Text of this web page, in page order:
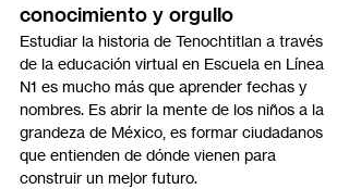
conocimiento y orgullo
Estudiar la historia de Tenochtitlan a través
de la educación virtual en Escuela en Línea
N1 es mucho más que aprender fechas y
nombres. Es abrir la mente de los niños a la
grandeza de México, es formar ciudadanos
que entienden de dónde vienen para
construir un mejor futuro.